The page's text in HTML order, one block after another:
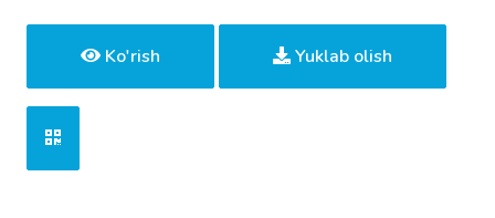
Ko'rish Yuklab olish